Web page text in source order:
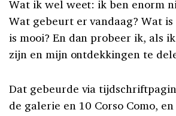
Wat ik wel weet: ik ben enorm
Wat gebeurt er vandaag? Wat
is mooi? En dan probeer ik, als
zijn en mijn ontdekkingen te
Dat gebeurde via
de galerie en 10 Corso Como,